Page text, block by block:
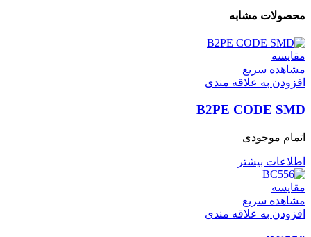
محصولات مشابه
مقایسه
مشاهده سریع
افزودن به علاقه مندی
B2PE CODE SMD
اتمام موجودی
اطلاعات بیشتر
مقایسه
مشاهده سریع
افزودن به علاقه مندی